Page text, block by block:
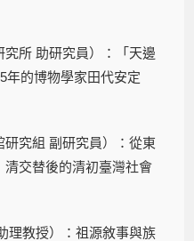
所 助研究員）：「天邊
年的博物學家田代安定
究組 副研究員）：從東
交替後的清初臺灣社會
理教授）：祖源敘事與族